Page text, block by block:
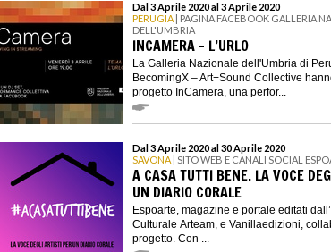
Dal 3 Aprile 2020 al 3 Aprile 2020
PERUGIA | PAGINA FACEBOOK GALLERIA
DELL'UMBRIA
INCAMERA - L’URLO
La Galleria Nazionale dell'Umbria di
BecomingX – Art+Sound Collective
progetto InCamera, una perfor...
Dal 3 Aprile 2020 al 30 Aprile 2020
SAVONA | SITO WEB E CANALI SOCIAL
A CASA TUTTI BENE. LA VOCE
UN DIARIO CORALE
Espoarte, magazine e portale editati
Culturale Arteam, e Vanillaedizioni,
progetto. Con ...